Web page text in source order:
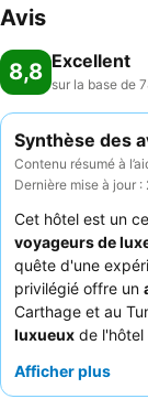
Avis
8,8 Excellent
sur la base de
Synthèse des
Contenu résumé à
Dernière mise à jour
Cet hôtel est un
voyageurs de
quête d'une
privilégié offre un
Carthage et au
luxueux de l'hôtel
souvent «
Afficher plus